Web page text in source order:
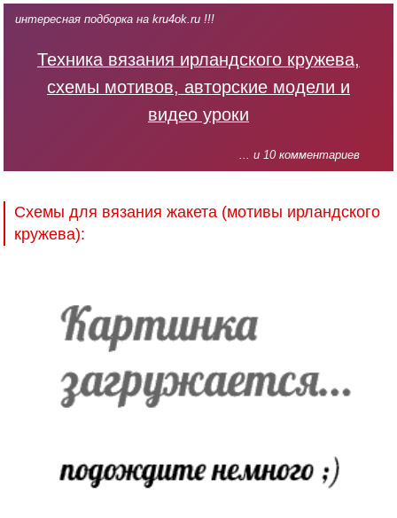
интересная подборка на kru4ok.ru !!!
Техника вязания ирландского кружева,
схемы мотивов, авторские модели и
видео уроки
... и 10 комментариев
Схемы для вязания жакета (мотивы ирландского
кружева):